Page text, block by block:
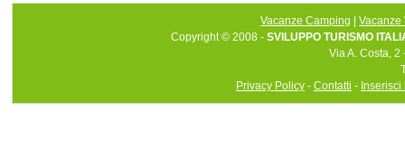
Vacanze Camping
Vacanze
Copyright © 2008 - SVILUPPO TURISMO
Via A. Costa,
Privacy Policy - Contatti -